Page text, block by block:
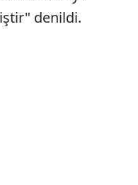
denildi.